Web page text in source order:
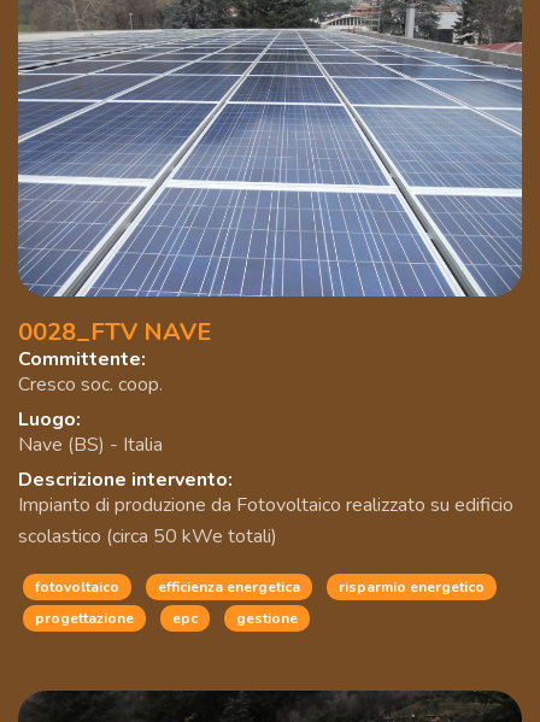
0028_FTV NAVE
Committente:
Cresco soc. coop.
Luogo:
Nave (BS) - Italia
Descrizione intervento:
Impianto di produzione da Fotovoltaico realizzato su edificio
scolastico (circa 50 kWe totali)
fotovoltaico efficienza energetica
risparmio energetico
progettazione
epc gestione